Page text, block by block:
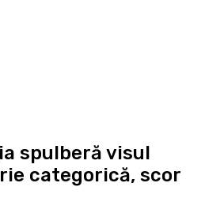
spulberă visul
categorică, scor